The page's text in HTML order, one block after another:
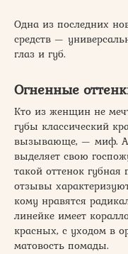
Одна из последних
средств —
глаз и губ.
Огненные
Кто из женщин не
губы классический
вызывающе, — миф. А
выделяет свою
такой оттенок губная
отзывы
кому нравятся
линейке имеет
красных, с уходом в
матовость помады.